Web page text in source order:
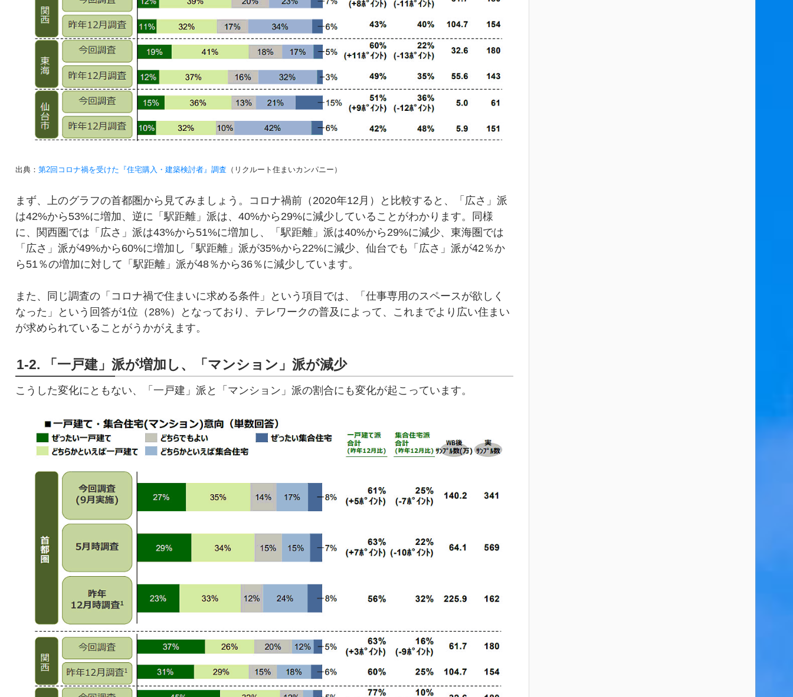
出典： 第2回コロナ禍を受けた『住宅購入・建築検討者』調査 （リクルート住まいカンパニー）
まず、上のグラフの首都圏から見てみましょう。コロナ禍前（2020年12月）と比較すると、「広さ」派
は42%から53%に増加、逆に「駅距離」派は、40%から29%に減少していることがわかります。同様
に、関西圏では「広さ」派は43%から51%に増加し、「駅距離」派は40%から29%に減少、東海圏では
「広さ」派が49%から60%に増加し「駅距離」派が35%から22%に減少、仙台でも「広さ」派が42％か
ら51％の増加に対して「駅距離」派が48％から36％に減少しています。
また、同じ調査の「コロナ禍で住まいに求める条件」という項目では、「仕事専用のスペースが欲しく
なった」という回答が1位（28%）となっており、テレワークの普及によって、これまでより広い住まい
が求められていることがうかがえます。
1-2. 「一戸建」派が増加し、「マンション」派が減少
こうした変化にともない、「一戸建」派と「マンション」派の割合にも変化が起こっています。